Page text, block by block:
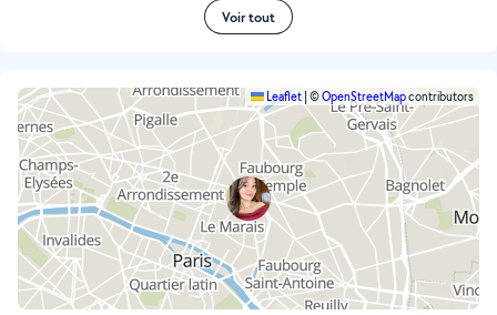
Voir tout
Leaflet ©OpenStreetMapcontributors